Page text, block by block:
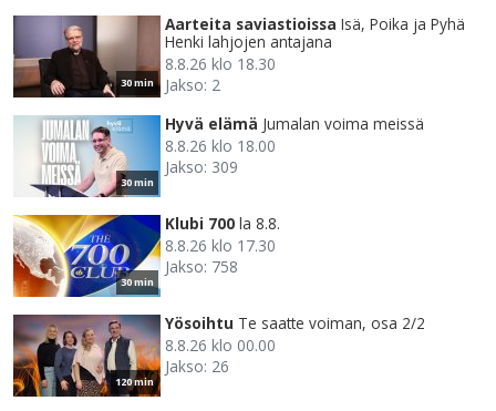
30 min
Aarteita saviastioissa Isä, Poika ja Pyhä
Henki lahjojen antajana
8.8.26 klo 18.30
Jakso: 2
30 min
Hyvä elämä Jumalan voima meissä
8.8.26 klo 18.00
Jakso: 309
30 min
Klubi 700 la 8.8.
8.8.26 klo 17.30
Jakso: 758
120 min
Yösoihtu Te saatte voiman, osa 2/2
8.8.26 klo 00.00
Jakso: 26